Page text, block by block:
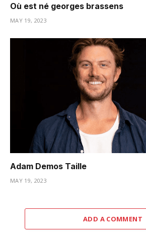
Où est né georges brassens
MAY 19, 2023
Adam Demos Taille
MAY 19, 2023
ADD A COMMENT